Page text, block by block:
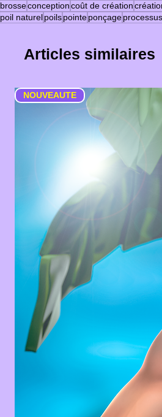
brosseconceptioncoût de création
poil naturelpoilspointeponçageprocessus
Articles similaires
NOUVEAUTE